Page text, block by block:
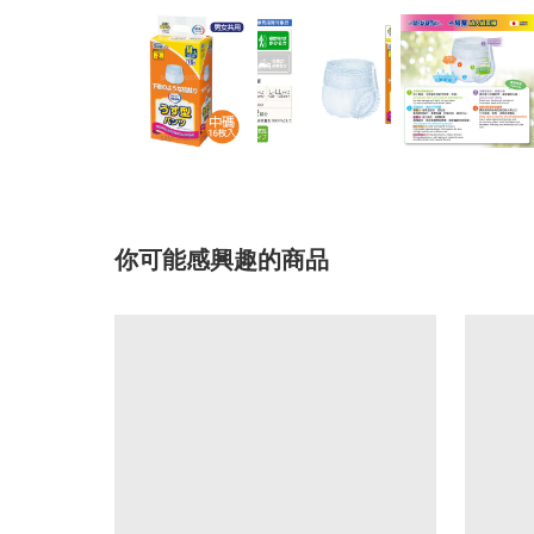
你可能感興趣的商品